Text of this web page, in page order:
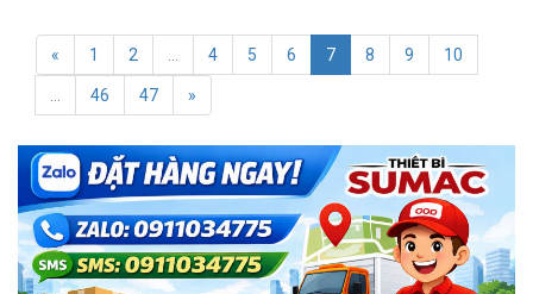
« 1 2 4 5 6 7 8 9 10
46 47 »